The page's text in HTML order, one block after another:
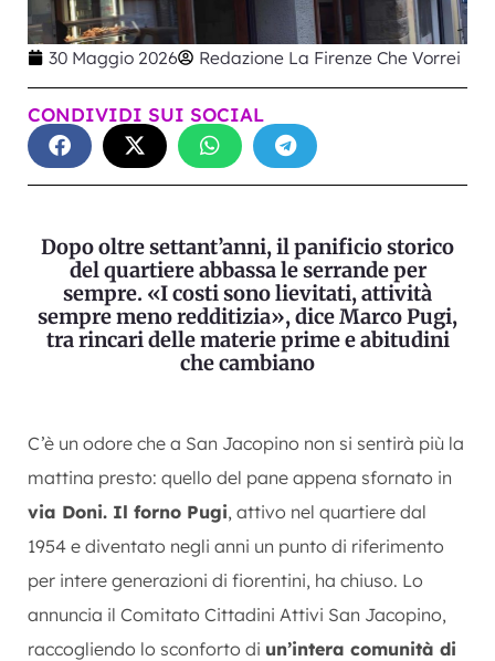
30 Maggio 2026 Redazione La Firenze Che Vorrei
CONDIVIDI SUI SOCIAL
Dopo oltre settant’anni, il panificio storico
del quartiere abbassa le serrande per
sempre. «I costi sono lievitati, attività
sempre meno redditizia», dice Marco Pugi,
tra rincari delle materie prime e abitudini
che cambiano
C’è un odore che a San Jacopino non si sentirà più la
mattina presto: quello del pane appena sfornato in
via Doni. Il forno Pugi, attivo nel quartiere dal
1954 e diventato negli anni un punto di riferimento
per intere generazioni di fiorentini, ha chiuso. Lo
annuncia il Comitato Cittadini Attivi San Jacopino,
raccogliendo lo sconforto di un’intera comunità di